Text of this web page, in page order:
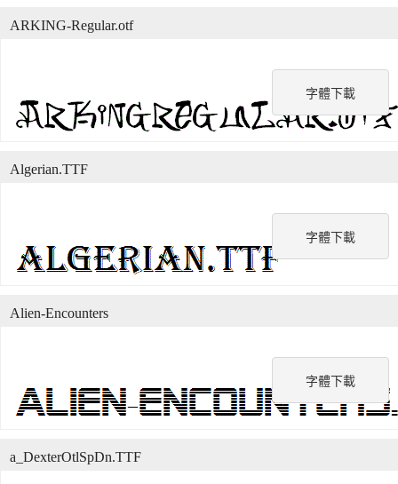
字體下載
ARKING-Regular.otf
字體下載
Algerian.TTF
字體下載
Alien-Encounters
a_DexterOtlSpDn.TTF